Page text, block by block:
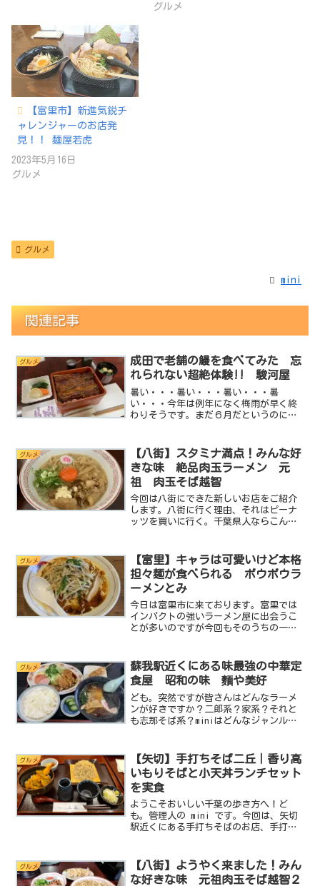
グルメ
【富里市】新進気鋭チ
ャレンジャーのお店発
見！！ 麺屋若虎
2023年5月16日
グルメ
グルメ
mini
関連記事
グルメ
成田で老舗の鰻を食べてみた 忘
れられない超絶体験!! 駿河屋
暑い・・・暑い・・・暑い・・・暑
い・・・今年は例年になく梅雨が早く終
わりそうです。まだ６月だというのに猛
夏バテしてしまう。。こんな時は精の付
くものでも食べてなんとか元気...
グルメ
【八街】スタミナ満点！みんな好
きな味 絶品肉玉ラーメン 元
祖 肉玉そば越智
今回は八街にできた新しいお店をご紹介
します。八街に行く理由、それはピーナ
ッツを買いに行く。千葉県人ならこんな
もしれません！出来たばかりの店舗なの
で綺麗だし美味しいお店な...
グルメ
【富里】キャラは可愛いけど本格
担々麺が食べられる ボウボウラ
ーメンとみ
今日は富里市に来ております。富里では
インパクトの強いラーメン屋に出会うこ
とが多いのですが今回もそのうちの一つ
るのはボウボウラーメンとみです。この
ボウボウラーメンは看板が...
グルメ
蘇我駅近くにある味最強の中華定
食屋 昭和の味 麵や美好
ども。突然ですが皆さんはどんなラーメ
ンが好きですか？二郎系？家系？それと
も志那そば系？miniはどんなジャンルも
つあります。そして安くて量が多いラー
メンより少し高価でも美...
グルメ
【矢切】手打ちそば二丘｜香り高
いもりそばと小天丼ランチセット
を実食
ようこそおいしい千葉の歩き方へ！ど
も。管理人の mini です。今回は、矢切
駅近くにある手打ちそばのお店、手打ち
こういうお店にこそ、経験を積んだ職人
の一枚が潜んでいるん...
グルメ
【八街】ようやく来ました！みん
な好きな味 元祖肉玉そば越智２